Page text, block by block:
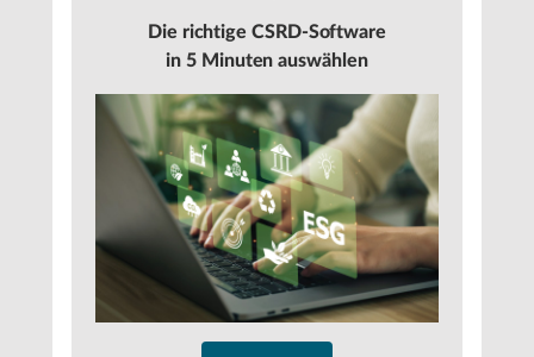
Die richtige CSRD-Software
in 5 Minuten auswählen